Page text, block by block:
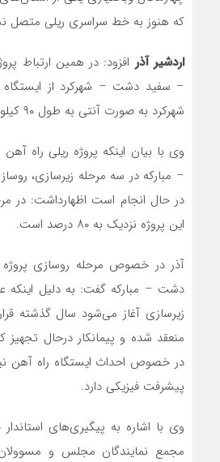
که هنوز به خط سراسری ریلی متصل
اردشیر آذرافزود: در همین ارتباط
– سفید دشت – شهرکرد از ایستگاه
شهرکرد به صورت آنتی به طول ۹۰ کیلومتر تعریف شده است.
وی با بیان اینکه پروژه ریلی راه
– مبارکه در سه مرحله زیرسازی،
در حال انجام است اظهارداشت: در
این پروژه نزدیک به ۸۰ درصد است.
آذر در خصوص مرحله روسازی
دشت – مبارکه گفت: به دلیل اینکه
زیرسازی آغاز می‌شود سال گذشته
منعقد شده و پیمانکار درحال
پیشرفت فیزیکی دارد.
وی با اشاره به پیگیری‌های
مجمع نمایندگان مجلس و